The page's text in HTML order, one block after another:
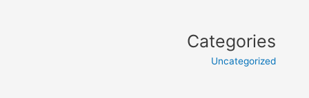
Categories
Uncategorized